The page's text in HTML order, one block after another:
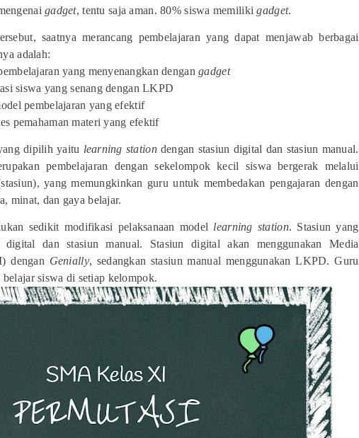
gadget, tentu saja aman. 80% siswa memilikigadget.
saatnya merancang pembelajaran yang dapat menjawab berbagai
adalah:
yang menyenangkan dengangadget
siswa yang senang dengan LKPD
pembelajaran yang efektif
pemahaman materi yang efektif
dipilih yaitu learning stationdengan stasiun digital dan stasiun manual.
pembelajaran dengan sekelompok kecil siswa bergerak melalui
yang memungkinkan guru untuk membedakan pengajaran dengan
minat, dan gaya belajar.
sedikit modifikasi pelaksanaan model learning station. Stasiun yang
dan stasiun manual. Stasiun digital akan menggunakan Media
dengan Genially, sedangkan stasiun manual menggunakan LKPD. Guru
siswa di setiap kelompok.